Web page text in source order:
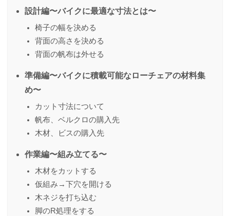
設計編〜バイクに最適な寸法とは〜
椅子の幅を決める
背面の高さを決める
背面の帆布は外せる
準備編〜バイクに積載可能なローチェアの材料集
め〜
カット寸法について
帆布、ベルクロの購入先
木材、ビスの購入先
作業編〜組み立てる〜
木材をカットする
仮組み→下穴を開ける
木ネジを打ち込む
脚のR処理をする